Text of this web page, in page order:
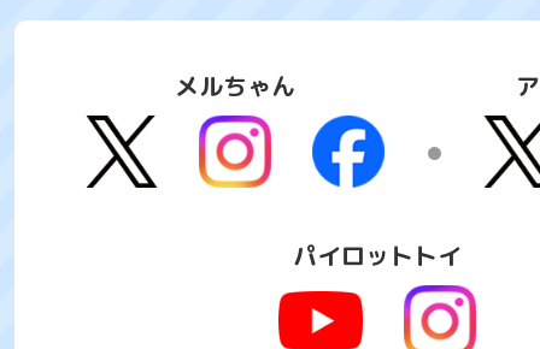
パイロットトイ
メルちゃん